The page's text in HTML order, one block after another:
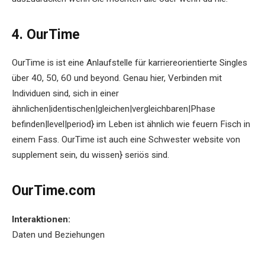
4. OurTime
OurTime is ist eine Anlaufstelle für karriereorientierte Singles
über 40, 50, 60 und beyond. Genau hier, Verbinden mit
Individuen sind, sich in einer
ähnlichen|identischen|gleichen|vergleichbaren|Phase
befinden|level|period} im Leben ist ähnlich wie feuern Fisch in
einem Fass. OurTime ist auch eine Schwester website von
supplement sein, du wissen} seriös sind.
OurTime.com
Interaktionen:
Daten und Beziehungen